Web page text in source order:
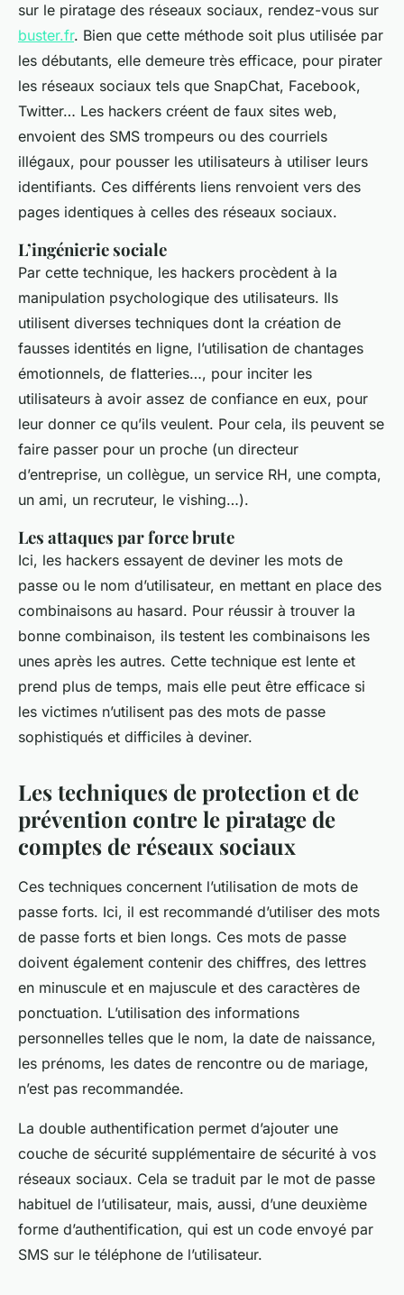
sur le piratage des réseaux sociaux, rendez-vous sur
buster.fr. Bien que cette méthode soit plus utilisée par
les débutants, elle demeure très efficace, pour pirater
les réseaux sociaux tels que SnapChat, Facebook,
Twitter… Les hackers créent de faux sites web,
envoient des SMS trompeurs ou des courriels
illégaux, pour pousser les utilisateurs à utiliser leurs
identifiants. Ces différents liens renvoient vers des
pages identiques à celles des réseaux sociaux.
L’ingénierie sociale
Par cette technique, les hackers procèdent à la
manipulation psychologique des utilisateurs. Ils
utilisent diverses techniques dont la création de
fausses identités en ligne, l’utilisation de chantages
émotionnels, de flatteries…, pour inciter les
utilisateurs à avoir assez de confiance en eux, pour
leur donner ce qu’ils veulent. Pour cela, ils peuvent se
faire passer pour un proche (un directeur
d’entreprise, un collègue, un service RH, une compta,
un ami, un recruteur, le vishing…).
Les attaques par force brute
Ici, les hackers essayent de deviner les mots de
passe ou le nom d’utilisateur, en mettant en place des
combinaisons au hasard. Pour réussir à trouver la
bonne combinaison, ils testent les combinaisons les
unes après les autres. Cette technique est lente et
prend plus de temps, mais elle peut être efficace si
les victimes n’utilisent pas des mots de passe
sophistiqués et difficiles à deviner.
Les techniques de protection et de
prévention contre le piratage de
comptes de réseaux sociaux
Ces techniques concernent l’utilisation de mots de
passe forts. Ici, il est recommandé d’utiliser des mots
de passe forts et bien longs. Ces mots de passe
doivent également contenir des chiffres, des lettres
en minuscule et en majuscule et des caractères de
ponctuation. L’utilisation des informations
personnelles telles que le nom, la date de naissance,
les prénoms, les dates de rencontre ou de mariage,
n’est pas recommandée.
La double authentification permet d’ajouter une
couche de sécurité supplémentaire de sécurité à vos
réseaux sociaux. Cela se traduit par le mot de passe
habituel de l’utilisateur, mais, aussi, d’une deuxième
forme d’authentification, qui est un code envoyé par
SMS sur le téléphone de l’utilisateur.